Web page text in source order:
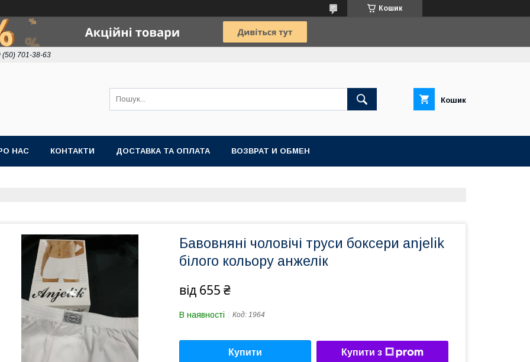
Кошик
(50) 701-38-63
Кошик
НАС КОНТАКТИ ДОСТАВКА ТА ОПЛАТА ВОЗВРАТ И ОБМЕН
Бавовняні чоловічі труси боксери anjelik
білого кольору анжелік
від 655 ₴
В наявності Код: 1964
Купити Купити з